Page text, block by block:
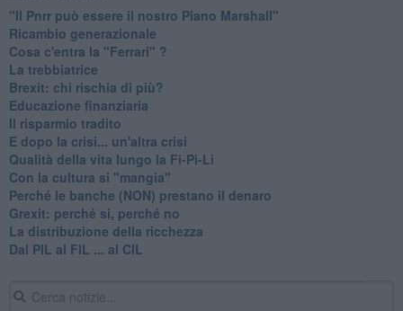
"Il Pnrr può essere il nostro Piano Marshall"
Ricambio generazionale
Cosa c'entra la "Ferrari" ?
La trebbiatrice
Brexit: chi rischia di più?
Educazione finanziaria
Il risparmio tradito
E dopo la crisi... un'altra crisi
Qualità della vita lungo la Fi-Pi-Li
​Con la cultura si "mangia"
​Perché le banche (NON) prestano il denaro
Grexit: perché si, perché no
La distribuzione della ricchezza
Dal PIL al FIL ... al CIL